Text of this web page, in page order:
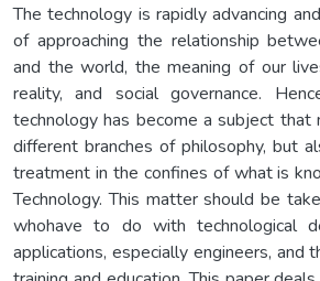
The technology is rapidly advancing
of approaching the relationship
and the world, the meaning of our
reality, and social governance.
technology has become a subject that
different branches of philosophy, but
treatment in the confines of what is
Technology. This matter should be
whohave to do with technological
applications, especially engineers, and